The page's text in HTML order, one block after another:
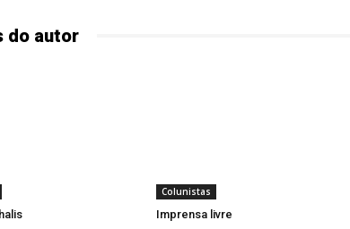
do autor
Colunistas
Imprensa livre